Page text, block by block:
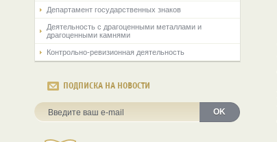
Департамент государственных знаков
Деятельность с драгоценными металлами и
драгоценными камнями
Контрольно-ревизионная деятельность
ПОДПИСКА НА НОВОСТИ
OK